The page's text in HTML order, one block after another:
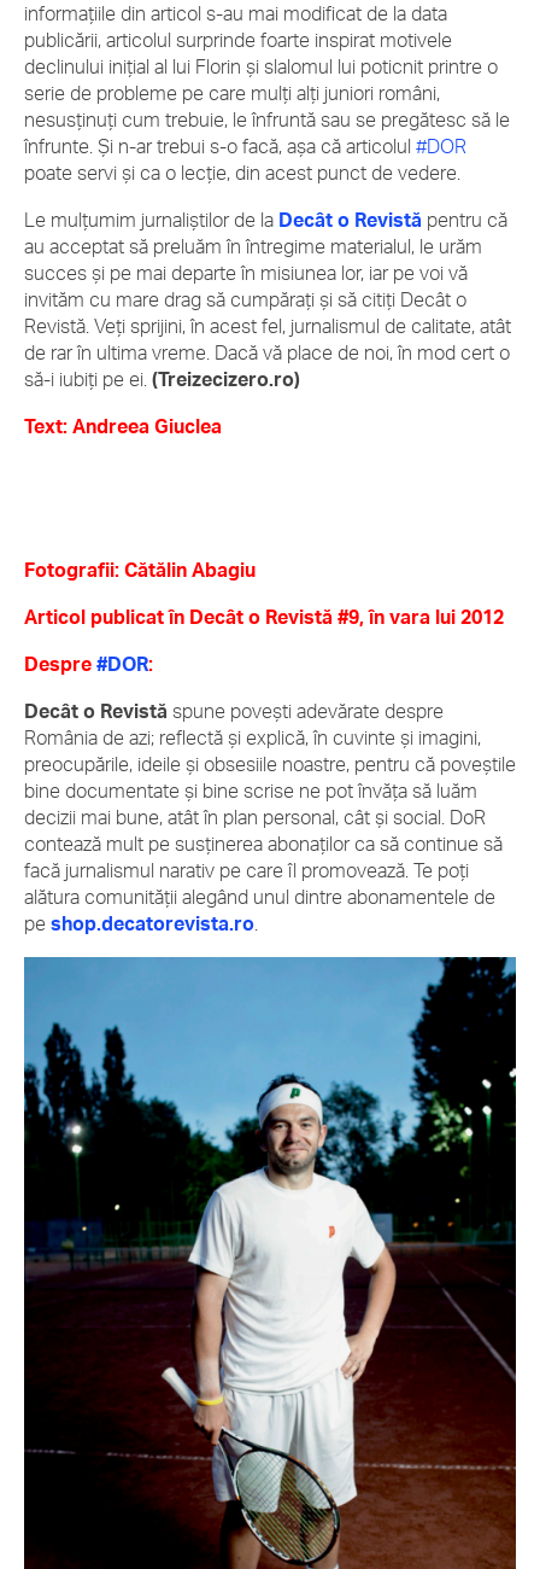
informațiile din articol s-au mai modificat de la data
publicării, articolul surprinde foarte inspirat motivele
declinului inițial al lui Florin și slalomul lui poticnit printre o
serie de probleme pe care mulți alți juniori români,
nesusținuți cum trebuie, le înfruntă sau se pregătesc să le
înfrunte. Și n-ar trebui s-o facă, așa că articolul #DOR
poate servi și ca o lecție, din acest punct de vedere.
Le mulțumim jurnaliștilor de la Decât o Revistă pentru că
au acceptat să preluăm în întregime materialul, le urăm
succes și pe mai departe în misiunea lor, iar pe voi vă
invităm cu mare drag să cumpărați și să citiți Decât o
Revistă. Veți sprijini, în acest fel, jurnalismul de calitate, atât
de rar în ultima vreme. Dacă vă place de noi, în mod cert o
să-i iubiți pe ei. (Treizecizero.ro)
Text: Andreea Giuclea
Fotografii: Cătălin Abagiu
Articol publicat în Decât o Revistă #9, în vara lui 2012
Despre #DOR:
Decât o Revistă spune povești adevărate despre
România de azi; reflectă și explică, în cuvinte și imagini,
preocupările, ideile și obsesiile noastre, pentru că poveștile
bine documentate și bine scrise ne pot învăța să luăm
decizii mai bune, atât în plan personal, cât și social. DoR
contează mult pe susținerea abonaților ca să continue să
facă jurnalismul narativ pe care îl promovează. Te poți
alătura comunității alegând unul dintre abonamentele de
pe shop.decatorevista.ro.